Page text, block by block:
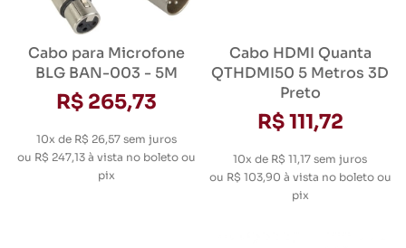
Cabo para Microfone
BLG BAN-003 - 5M
R$ 265,73
10x de R$ 26,57 sem juros
ou R$ 247,13à vista no boleto ou
pix
Cabo HDMI Quanta
QTHDMI50 5 Metros 3D
Preto
R$ 111,72
10x de R$ 11,17 sem juros
ou R$ 103,90 à vista no boleto ou
pix